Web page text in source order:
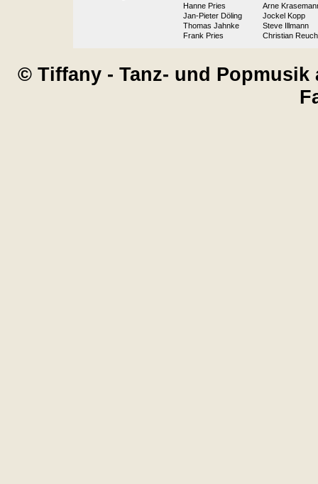
Hanne Pries
Arne
Jan-Pieter Döling
Jockel Kopp
Thomas Jahnke
Steve Illmann
Frank Pries
Christian
© Tiffany - Tanz- und